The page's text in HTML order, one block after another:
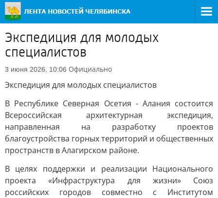
Экспедиция для молодых
специалистов
3 июня 2026, 10:06 Официально
Экспедиция для молодых специалистов
В Республике Северная Осетия - Алания состоится
Всероссийская архитектурная экспедиция,
направленная на разработку проектов
благоустройства горных территорий и общественных
пространств в Алагирском районе.
В целях поддержки и реализации Национального
проекта «Инфраструктура для жизни» Союз
российских городов совместно с Институтом